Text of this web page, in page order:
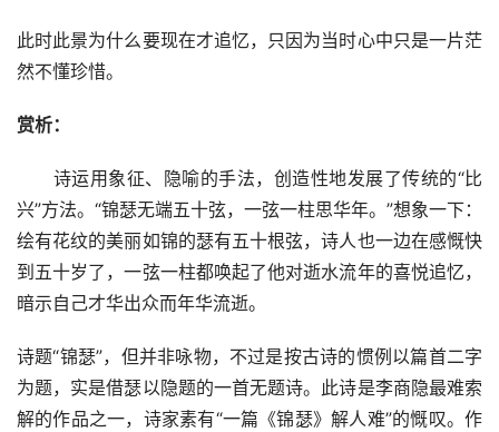
此时此景为什么要现在才追忆，只因为当时心中只是一片茫
然不懂珍惜。
赏析：
诗运用象征、隐喻的手法，创造性地发展了传统的“比
兴”方法。“锦瑟无端五十弦，一弦一柱思华年。”想象一下：
绘有花纹的美丽如锦的瑟有五十根弦，诗人也一边在感慨快
到五十岁了，一弦一柱都唤起了他对逝水流年的喜悦追忆，
暗示自己才华出众而年华流逝。
诗题“锦瑟”，但并非咏物，不过是按古诗的惯例以篇首二字
为题，实是借瑟以隐题的一首无题诗。此诗是李商隐最难索
解的作品之一，诗家素有“一篇《锦瑟》解人难”的慨叹。作